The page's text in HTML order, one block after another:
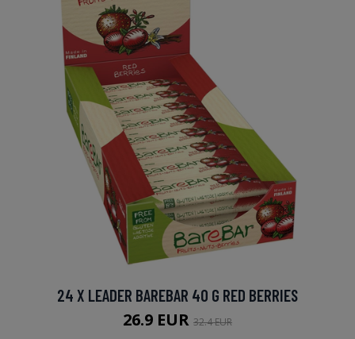
24 X LEADER BAREBAR 40 G RED BERRIES
26.9 EUR 32.4 EUR